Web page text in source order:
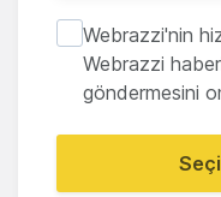
Webrazzi'nin
Webrazzi
göndermesini